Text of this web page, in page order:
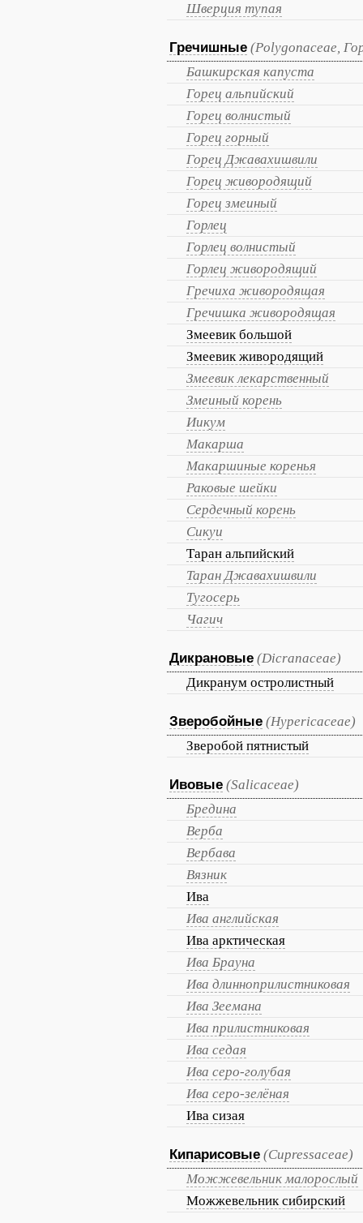
Шверция тупая
Гречишные (Polygonaceae,
Башкирская капуста
Горец альпийский
Горец волнистый
Горец горный
Горец Джавахишвили
Горец живородящий
Горец змеиный
Горлец
Горлец волнистый
Горлец живородящий
Гречиха живородящая
Гречишка живородящая
Змеевик большой
Змеевик живородящий
Змеевик лекарственный
Змеиный корень
Иикум
Макарша
Макаршиные коренья
Раковые шейки
Сердечный корень
Сикуи
Таран альпийский
Таран Джавахишвили
Тугосерь
Чагич
Дикрановые (Dicranaceae)
Дикранум остролистный
Зверобойные (Hypericaceae)
Зверобой пятнистый
Ивовые (Salicaceae)
Бредина
Верба
Вербава
Вязник
Ива
Ива английская
Ива арктическая
Ива Брауна
Ива длинноприлистниковая
Ива Зеемана
Ива прилистниковая
Ива седая
Ива серо-голубая
Ива серо-зелёная
Ива сизая
Кипарисовые (Cupressaceae)
Можжевельник малорослый
Можжевельник сибирский